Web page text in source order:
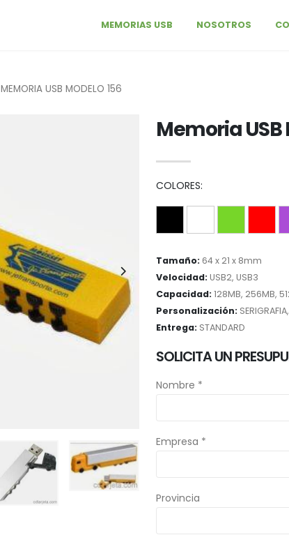
MEMORIAS USB NOSOTROS
MEMORIA USB MODELO 156
Memoria USB
COLORES:
Tamaño: 64 x 21 x 8mm
Velocidad: USB2, USB3
Capacidad: 128MB, 256MB,
Personalización:
Entrega: STANDARD
SOLICITA UN
Nombre *
Empresa *
Provincia